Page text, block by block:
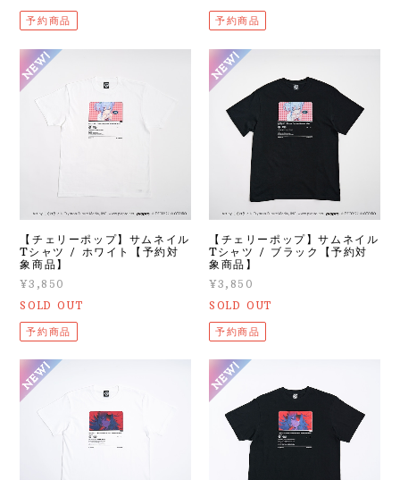
予約商品 予約商品
【チェリーポップ】サムネイル
Tシャツ / ホワイト【予約対
象商品】
¥3,850
SOLD OUT
予約商品
【チェリーポップ】サムネイル
Tシャツ / ブラック【予約対
象商品】
¥3,850
SOLD OUT
予約商品